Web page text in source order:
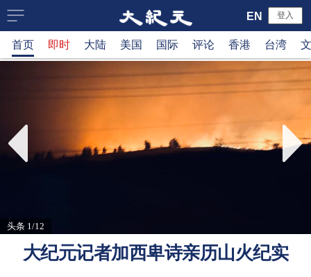
大
纪
新
网
登入
EN
首页 即时 大陆 美国 国际 评论 香港 台湾
头条 1/12
大纪元记者加西卑诗亲历山火纪实